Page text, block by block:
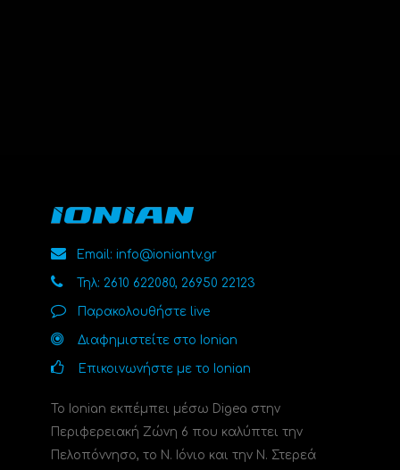
Email: info@ioniantv.gr
Τηλ: 2610 622080, 26950 22123
Παρακολουθήστε live
Διαφημιστείτε στο Ionian
Επικοινωνήστε με το Ionian
Το Ionian εκπέμπει μέσω Digea στην
Περιφερειακή Ζώνη 6 που καλύπτει την
Πελοπόννησο, το N. Ιόνιο και την Ν. Στερεά